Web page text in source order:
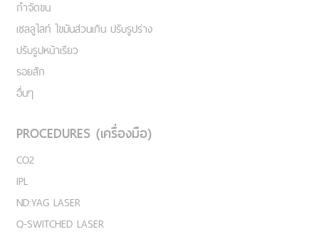
กำจัดขน
เชลลูไลท์ ไขมันส่วนเกิน ปรับรูปร่าง
ปรับรูปหน้าเรียว
รอยสัก
อื่นๆ
PROCEDURES (เครื่องมือ)
CO2
IPL
ND:YAG LASER
Q-SWITCHED LASER